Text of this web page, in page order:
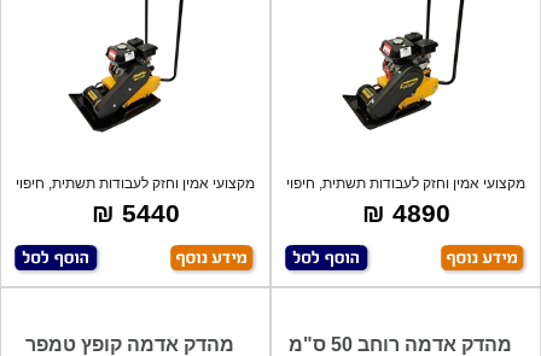
מקצועי אמין וחזק לעבודות תשתית, חיפוי
מד
4890 ₪
מקצועי אמין וחזק לעבודות תשתית, חיפוי
מד
5440 ₪
מהדק אדמה רוחב 50 ס"מ
מהדק אדמה קופץ טמפר